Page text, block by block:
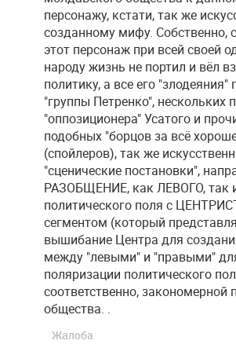
персонажу, кстати, так же
созданному мифу. Собственно,
этот персонаж при всей своей
народу жизнь не портил и вёл
политику, а все его "злодеяния"
"группы Петренко", нескольких
"оппозиционера" Усатого и
подобных "борцов за всё
(спойлеров), так же
"сценические постановки",
РАЗОБЩЕНИЕ, как ЛЕВОГО, так
политического поля с
сегментом (который
вышибание Центра для
между "левыми" и "правыми"
поляризации политического
соответственно, закономерной
общества. .
Жалоба